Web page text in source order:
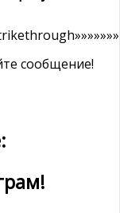
сообщение!